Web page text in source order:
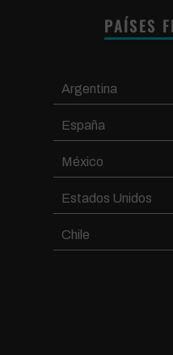
PAÍSES
Argentina
España
México
Estados Unidos
Chile